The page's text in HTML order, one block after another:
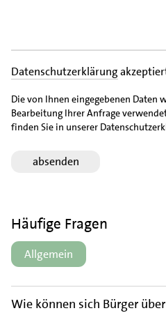
Datenschutzerklärung
Die von Ihnen eingegebenen Daten
Bearbeitung Ihrer Anfrage
finden Sie in unserer
Häufige Fragen
Allgemein
Wie können sich Bürger